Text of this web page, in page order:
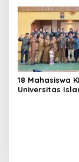
Pernah Padam
18 Mahasiswa
Universitas